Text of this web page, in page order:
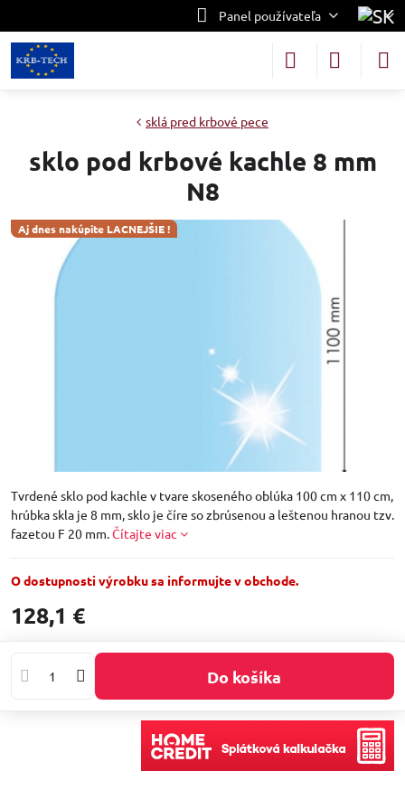
Panel používateľa
Aj dnes nakúpite LACNEJŠIE !
sklá pred krbové pece
sklo pod krbové kachle 8 mm
N8
Tvrdené sklo pod kachle v tvare skoseného oblúka 100 cm x 110 cm,
hrúbka skla je 8 mm, sklo je číre so zbrúsenou a leštenou hranou tzv.
fazetou F 20 mm.Čítajte viac
O dostupnosti výrobku sa informujte v obchode.
128,1 €
Do košíka